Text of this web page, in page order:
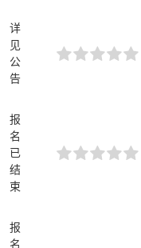
详
见
公
告
报
名
已
结
束
报
名